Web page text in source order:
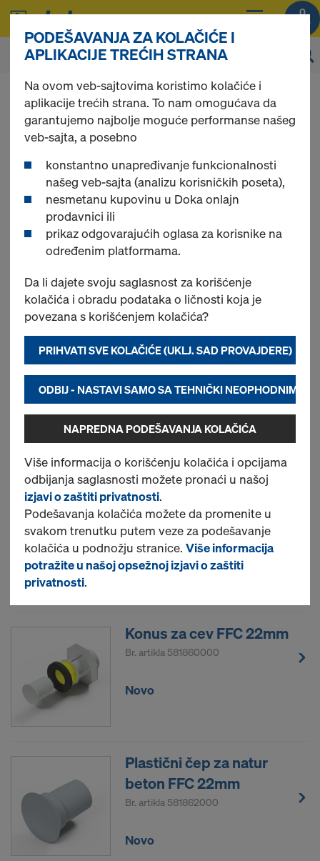
0
Možete da pregledate cene vaših proizvoda
nakonprijavljivanja
Pribor za zaptivanje
& konusi
Pronađeno 6 proizvoda
Najviše prikazivano
Lepljiva PVC traka 50mm
33m
Br. artikla 581841000
Novo
Zaptivno crevo D2cm
350m
Br. artikla581839000
Novo
Konus za cev FFC 22mm
Br. artikla 581860000
Novo
Plastični čep za natur
beton FFC 22mm
Br. artikla 581862000
Novo
PODEŠAVANJA ZA KOLAČIĆE I
APLIKACIJE TREĆIH STRANA
Na ovom veb-sajtovima koristimo kolačiće i
aplikacije trećih strana. To nam omogućava da
garantujemo najbolje moguće performanse našeg
veb-sajta, a posebno
konstantno unapređivanje funkcionalnosti
našeg veb-sajta (analizu korisničkih poseta),
nesmetanu kupovinu u Doka onlajn
prodavnici ili
prikaz odgovarajućih oglasa za korisnike na
određenim platformama.
Da li dajete svoju saglasnost za korišćenje
kolačića i obradu podataka o ličnosti koja je
povezana s korišćenjem kolačića?
PRIHVATI SVE KOLAČIĆE (UKLJ. SAD PROVAJDERE)
ODBIJ - NASTAVI SAMO SA TEHNIČKI NEOPHODNIM
NAPREDNA PODEŠAVANJA KOLAČIĆA
Više informacija o korišćenju kolačića i opcijama
odbijanja saglasnosti možete pronaći u našoj
izjavi o zaštiti privatnosti.
Podešavanja kolačića možete da promenite u
svakom trenutku putem veze za podešavanje
kolačića u podnožju stranice. Više informacija
potražite u našoj opsežnoj izjavi o zaštiti
privatnosti.